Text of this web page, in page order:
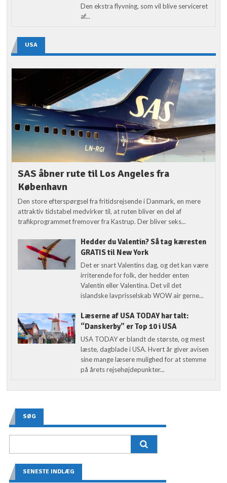
Den ekstra flyvning, som vil blive serviceret
af...
USA
SAS åbner rute til Los Angeles fra
København
Den store efterspørgsel fra fritidsrejsende i Danmark, en mere
attraktiv tidstabel medvirker til, at ruten bliver en del af
trafikprogrammet fremover fra Kastrup. Der bliver seks...
Hedder du Valentin? Så tag kæresten
GRATIS til New York
Det er snart Valentins dag, og det kan være
irriterende for folk, der hedder enten
Valentin eller Valentina. Det vil det
islandske lavprisselskab WOW air gerne...
Læserne af USA TODAY har talt:
“Danskerby” er Top 10 i USA
USA TODAY er blandt de største, og mest
læste, dagblade i USA. Hvert år giver avisen
sine mange læsere mulighed for at stemme
på årets rejsehøjdepunkter...
SØG
SENESTE INDLÆG